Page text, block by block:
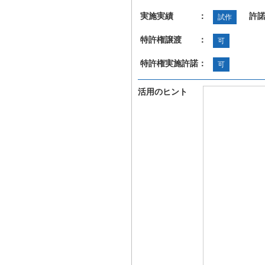
実施実績 ： 試作 許
特許権譲渡 ： 可
特許権実施許諾： 可
活用のヒント